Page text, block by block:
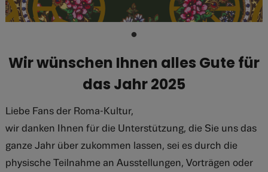
Wir wünschen Ihnen alles Gute für
das Jahr 2025
Liebe Fans der Roma-Kultur,
wir danken Ihnen für die Unterstützung, die Sie uns das
ganze Jahr über zukommen lassen, sei es durch die
physische Teilnahme an Ausstellungen, Vorträgen oder